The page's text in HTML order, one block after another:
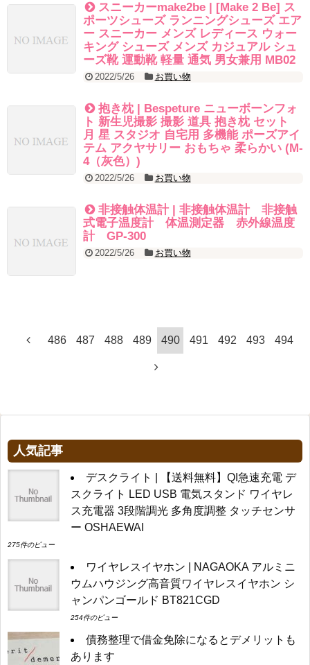
スニーカーmake2be | [Make 2 Be] ス
ポーツシューズ ランニングシューズ エア
ー スニーカー メンズ レディース ウォー
キング シューズ メンズ カジュアル シュ
ーズ靴 運動靴 軽量 通気 男女兼用 MB02
2022/5/26 お買い物
抱き枕 | Bespeture ニューボーンフォ
ト 新生児撮影 撮影 道具 抱き枕 セット
月 星 スタジオ 自宅用 多機能 ポーズアイ
テム アクヤサリー おもちゃ 柔らかい (M-
4（灰色）)
2022/5/26 お買い物
非接触体温計 | 非接触体温計 非接触
式電子温度計 体温測定器 赤外線温度
計 GP-300
2022/5/26 お買い物
486 487 488 489 490 491 492 493 494
人気記事
デスクライト | 【送料無料】QI急速充電 デ
スクライト LED USB 電気スタンド ワイヤレ
ス充電器 3段階調光 多角度調整 タッチセンサ
ー OSHAEWAI
275件のビュー
ワイヤレスイヤホン | NAGAOKA アルミニ
ウムハウジング高音質ワイヤレスイヤホン シ
ャンパンゴールド BT821CGD
254件のビュー
債務整理で借金免除になるとデメリットも
あります